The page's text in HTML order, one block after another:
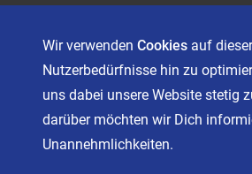
96450 Coburg
Telefon 09561
servus@sagasser.de
Wir verwenden Cookies auf
Nutzerbedürfnisse hin zu
uns dabei unsere Website stetig
darüber möchten wir Dich
Unannehmlichkeiten.